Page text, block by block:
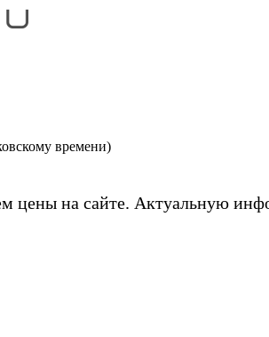
времени)
на сайте. Актуальную